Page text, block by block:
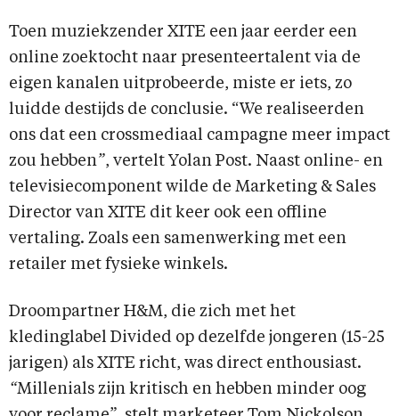
Toen muziekzender XITE een jaar eerder een
online zoektocht naar presenteertalent via de
eigen kanalen uitprobeerde, miste er iets, zo
luidde destijds de conclusie. “We realiseerden
ons dat een crossmediaal campagne meer impact
zou hebben”, vertelt Yolan Post. Naast online- en
televisiecomponent wilde de Marketing & Sales
Director van XITE dit keer ook een offline
vertaling. Zoals een samenwerking met een
retailer met fysieke winkels.
Droompartner H&M, die zich met het
kledinglabel Divided op dezelfde jongeren (15-25
jarigen) als XITE richt, was direct enthousiast.
“Millenials zijn kritisch en hebben minder oog